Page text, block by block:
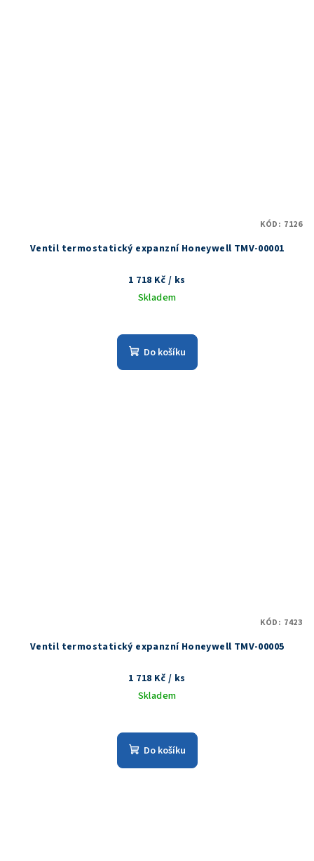
Ventil termostatický expanzní Honeywell TMV-00001
1 718 Kč / ks
Skladem
Do košíku
KÓD: 7126
Ventil termostatický expanzní Honeywell TMV-00005
1 718 Kč / ks
Skladem
Do košíku
KÓD: 7423